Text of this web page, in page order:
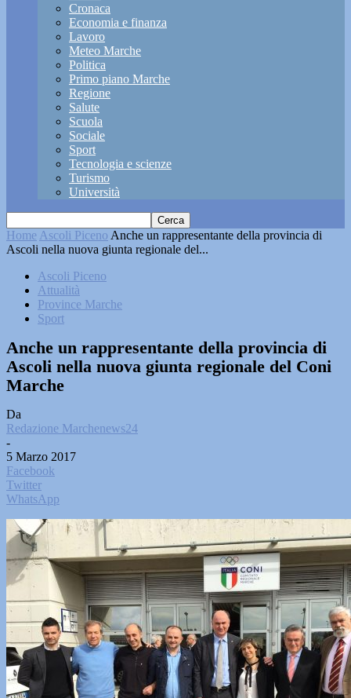
Cronaca
Economia e finanza
Lavoro
Meteo Marche
Politica
Primo piano Marche
Regione
Salute
Scuola
Sociale
Sport
Tecnologia e scienze
Turismo
Università
Home Ascoli Piceno Anche un rappresentante della provincia di
Ascoli nella nuova giunta regionale del...
Ascoli Piceno
Attualità
Province Marche
Sport
Anche un rappresentante della provincia di
Ascoli nella nuova giunta regionale del Coni
Marche
Da
Redazione Marchenews24
-
5 Marzo 2017
Facebook
Twitter
WhatsApp